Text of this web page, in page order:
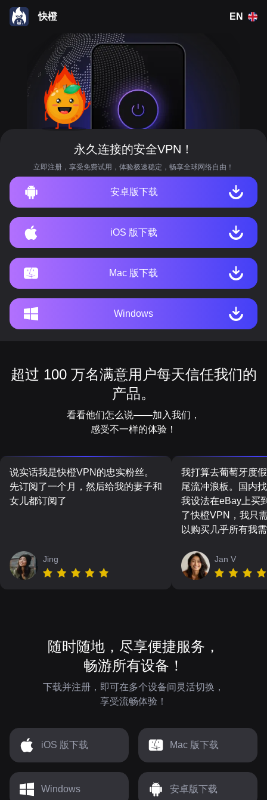
快橙 EN
永久连接的安全VPN！
立即注册，享受免费试用，体验极速稳定，畅享全球网络自由！
安卓版下载
iOS 版下载
Mac 版下载
Windows
超过 100 万名满意用户每天信任我们的
产品。
看看他们怎么说——加入我们，
感受不一样的体验！
说实话我是快橙VPN的忠实粉丝。
先订阅了一个月，然后给我的妻子和
女儿都订阅了
Jing
我打算去葡萄牙度
尾流冲浪板。国内
我设法在eBay上买
了快橙VPN，我只
以购买几乎所有我
Jan V
随时随地，尽享便捷服务，
畅游所有设备！
下载并注册，即可在多个设备间灵活切换，
享受流畅体验！
iOS 版下载 Mac 版下载
Windows 安卓版下载